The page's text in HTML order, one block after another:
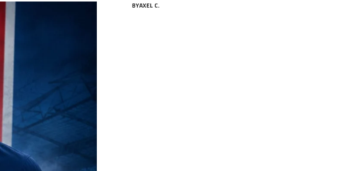
BYAXEL C.